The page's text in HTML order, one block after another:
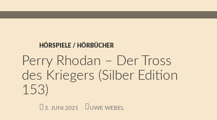
HÖRSPIELE / HÖRBÜCHER
Perry Rhodan – Der Tross
des Kriegers (Silber Edition
153)
3. JUNI 2021 UWE WEBEL